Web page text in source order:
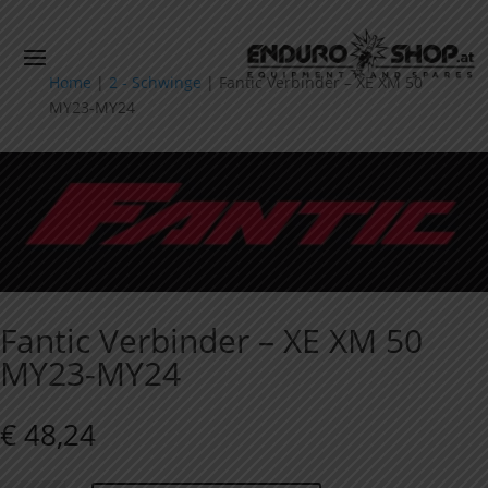
Home | 2 - Schwinge | Fantic Verbinder – XE XM 50
MY23-MY24
Fantic Verbinder – XE XM 50
MY23-MY24
€48,24